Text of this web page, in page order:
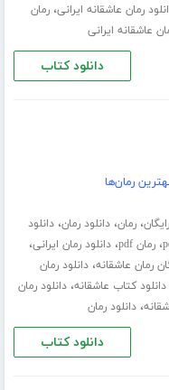
رمان عاشقانه ایرانی،رمان
عاشقانه ایرانی
دانلود کتاب
رمان‌ها
،رمان،دانلود رمان،دانلود
،رمان pdf ،دانلود رمان ایرانی،
رمان عاشقانه،دانلود رمان
دانلود کتاب عاشقانه،دانلود رمان
،دانلود رمان
دانلود کتاب